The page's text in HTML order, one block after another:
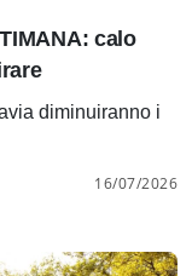
calo
diminuiranno i
16/07/2026